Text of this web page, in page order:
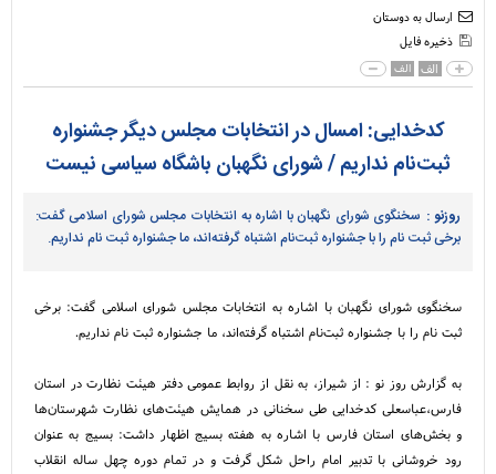
ارسال به دوستان
ذخیره فایل
الف الف
کدخدایی: امسال در انتخابات مجلس دیگر جشنواره
ثبت‌نام نداریم / شورای نگهبان باشگاه سیاسی نیست
روزنو : سخنگوی شورای نگهبان با اشاره به انتخابات مجلس شورای اسلامی گفت:
برخی ثبت نام را با جشنواره ثبت‌نام اشتباه گرفته‌اند، ما جشنواره ثبت نام نداریم.
سخنگوی شورای نگهبان با اشاره به انتخابات مجلس شورای اسلامی گفت: برخی
ثبت نام را با جشنواره ثبت‌نام اشتباه گرفته‌اند، ما جشنواره ثبت نام نداریم.
به گزارش روز نو : از شیراز، به نقل از روابط عمومی دفتر هیئت نظارت در استان
فارس،عباسعلی کدخدایی طی سخنانی در همایش هیئت‌های نظارت شهرستان‌ها
و بخش‌های استان فارس با اشاره به هفته بسیج اظهار داشت: بسیج به عنوان
رود خروشانی با تدبیر امام راحل شکل گرفت و در تمام دوره چهل ساله انقلاب